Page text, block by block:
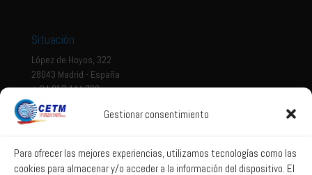
Gestionar consentimiento
Para ofrecer las mejores experiencias, utilizamos tecnologías como las
cookies para almacenar y/o acceder a la información del dispositivo. El
Situación
López de Hoyos, 322
28043 Madrid - España
+ 34 917 444 700
Aviso legal
Política de privacidad